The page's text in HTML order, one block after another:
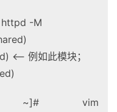
-M
<– 例如此模块；
~]# vim